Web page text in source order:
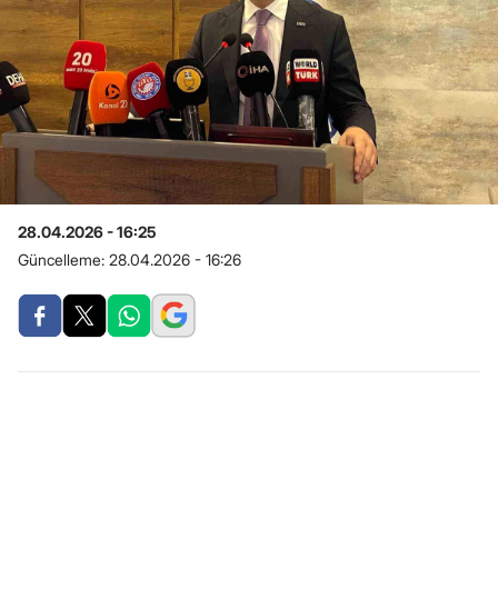
28.04.2026 - 16:25
Güncelleme: 28.04.2026 - 16:26